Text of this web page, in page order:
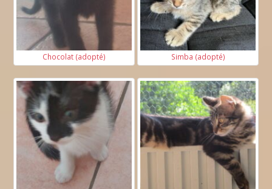
Chocolat (adopté) Simba (adopté)